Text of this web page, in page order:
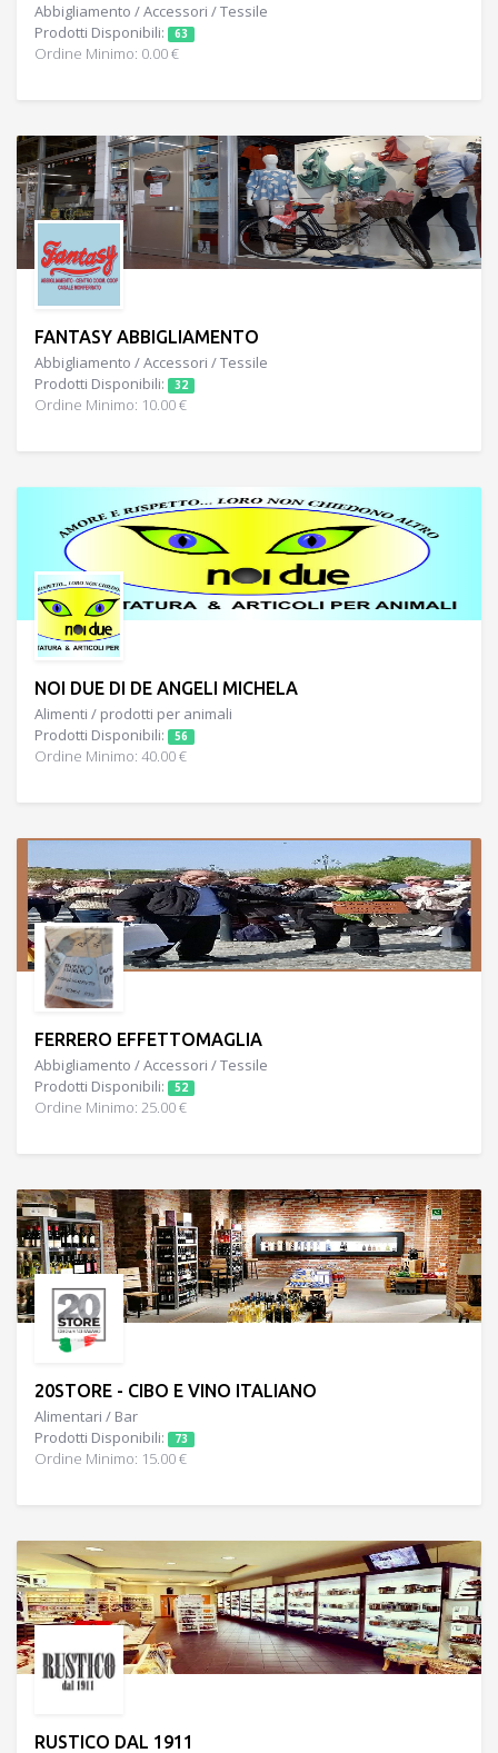
Abbigliamento / Accessori / Tessile
Prodotti Disponibili:
63
Ordine Minimo: 0.00 €
FANTASY ABBIGLIAMENTO
Abbigliamento / Accessori / Tessile
Prodotti Disponibili:
32
Ordine Minimo: 10.00 €
NOI DUE DI DE ANGELI MICHELA
Alimenti / prodotti per animali
Prodotti Disponibili:
56
Ordine Minimo: 40.00 €
FERRERO EFFETTOMAGLIA
Abbigliamento / Accessori / Tessile
Prodotti Disponibili:
52
Ordine Minimo: 25.00 €
20STORE - CIBO E VINO ITALIANO
Alimentari / Bar
Prodotti Disponibili:
73
Ordine Minimo: 15.00 €
RUSTICO DAL 1911